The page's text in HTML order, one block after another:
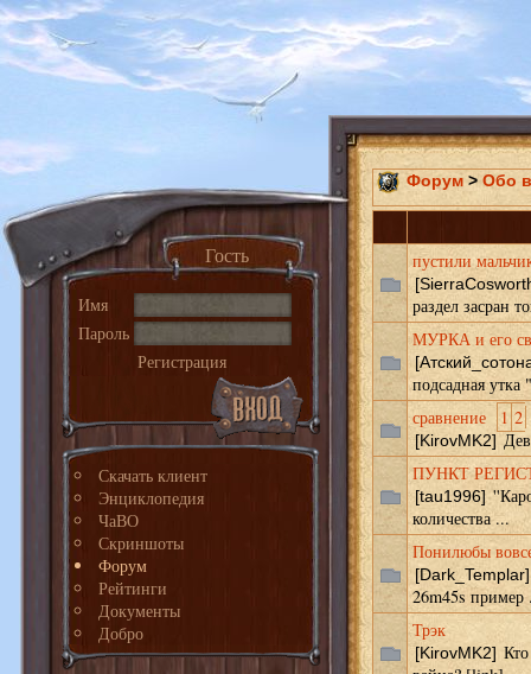
Гость
Имя
Пароль
Регистрация
Скачать клиент
Энциклопедия
ЧаВО
Скриншоты
Форум
Рейтинги
Документы
Добро
Форум > Обо
пустили
раздел засран
МУРКА и его
подсадная
сравнение
1 2
[KirovMK2]
ПУНКТ
[tau1996]
количества ...
Понилюбы
[Dark_Templar]
26m45s пример
Трэк
[KirovMK2]